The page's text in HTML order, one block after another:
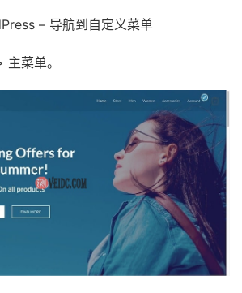
– 导航到自定义菜单
菜单。